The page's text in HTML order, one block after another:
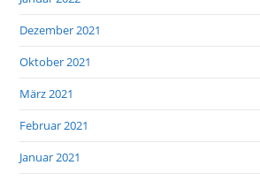
Dezember 2021
Oktober 2021
März 2021
Februar 2021
Januar 2021